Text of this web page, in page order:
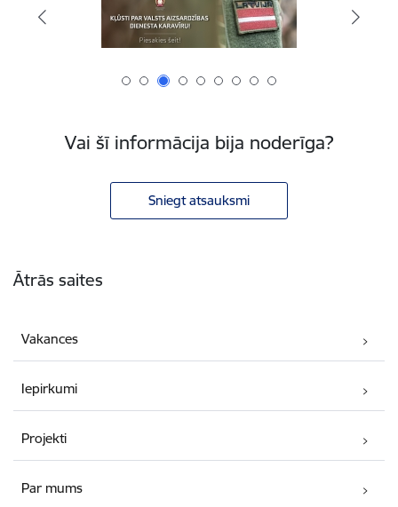
Vai šī informācija bija noderīga?
Sniegt atsauksmi
Ātrās saites
Vakances
Iepirkumi
Projekti
Par mums